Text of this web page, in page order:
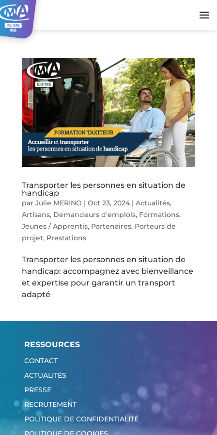
Transporter les personnes en situation de
handicap
par Julie MERINO | Oct 23, 2024| Actualités,
Artisans, Demandeurs d'emplois, Formations,
Jeunes / Apprentis, Partenaires, Porteurs de
projet, Prestations
Transporter les personnes en situation de
handicap: accompagnez avec bienveillance
et expertise pour garantir un transport
adapté
RESSOURCES
CONTACT
ACTUALITÉS
PRESSE
RECRUTEMENT
POLITIQUE DE CONFIDENTIALITÉ